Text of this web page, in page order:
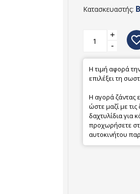
Κατασκευαστής:
+
-
Η τιμή αφορά
επιλέξει τη
Η αγορά ζάντας
ώστε μαζί με
δαχτυλίδια για
προχωρήσετε
αυτοκινήτου